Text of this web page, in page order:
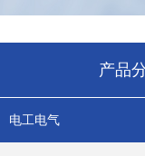
产品
电工电气